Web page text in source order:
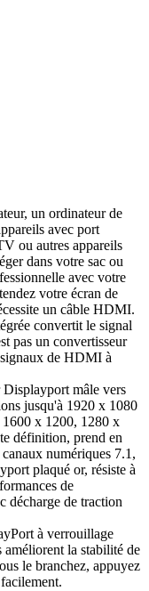
un ordinateur de
avec port
ou autres appareils
dans votre sac ou
avec votre
votre écran de
un câble HDMI.
convertit le signal
pas un convertisseur
de HDMI à
Displayport mâle vers
jusqu'à 1920 x 1080
x 1200, 1280 x
définition, prend en
numériques 7.1,
plaqué or, résiste à
de
décharge de traction
à verrouillage
la stabilité de
le branchez, appuyez